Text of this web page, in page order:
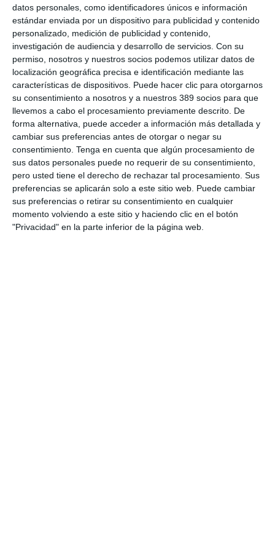
datos personales, como identificadores únicos e información
estándar enviada por un dispositivo para publicidad y contenido
personalizado, medición de publicidad y contenido,
investigación de audiencia y desarrollo de servicios. Con su
permiso, nosotros y nuestros socios podemos utilizar datos de
localización geográfica precisa e identificación mediante las
características de dispositivos. Puede hacer clic para otorgarnos
su consentimiento a nosotros y a nuestros 389 socios para que
llevemos a cabo el procesamiento previamente descrito. De
forma alternativa, puede acceder a información más detallada y
cambiar sus preferencias antes de otorgar o negar su
consentimiento. Tenga en cuenta que algún procesamiento de
sus datos personales puede no requerir de su consentimiento,
pero usted tiene el derecho de rechazar tal procesamiento. Sus
preferencias se aplicarán solo a este sitio web. Puede cambiar
sus preferencias o retirar su consentimiento en cualquier
momento volviendo a este sitio y haciendo clic en el botón
"Privacidad" en la parte inferior de la página web.
celebrará el próximo 28 de septiembre en L'Auditori de
Barcelona.
Para formar parte de Alumni CMAB solo es necesario haber
cursado el Máster en Gestión de Empresas de Mediación de
Seguros y estar colegiado a título personal.
Si quiere recibir diariamente y GRATIS noticias como
esta, pinche aquí
LO ÚLTIMO
La verdad sobre la IA en el seguro: qué funciona ya y qué sigue
siendo una promesa
Munich Re alcanza un beneficio de casi 4.000 millones y
mantiene sus previsiones para 2026
Allianz gana un 15,5% más en el semestre y confirma sus
objetivos para 2026